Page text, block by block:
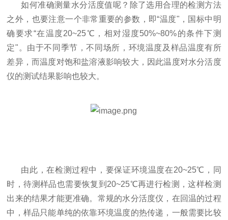
洁，维护简单
认证 国标
国标、中国药典、IS
O、AOAC国际认
证、美国USP、FDA
如何准确测量水分活度值呢？除了选用合理的检测方法
之外，也要注意一个非常重要的参数，即“温度"， 国标中明
确要求“在温度20~25℃，相对湿度50%~80%的条件下测
定"。由于不同季节，不同场所，环境温度及样品温度有所
差异，而温度对饱和盐溶液影响较大，因此温度对水分活度
仪的测试结果影响也较大。
由此，在检测过程中，要保证环境温度在20~25℃，同
时，待测样品也需要恢复到20~25℃再进行检测，这样检测
出来的结果才能更准确。常规的水分活度仪，在回温的过程
中，样品只能单纯的依靠环境温度的热传递，一般需要比较